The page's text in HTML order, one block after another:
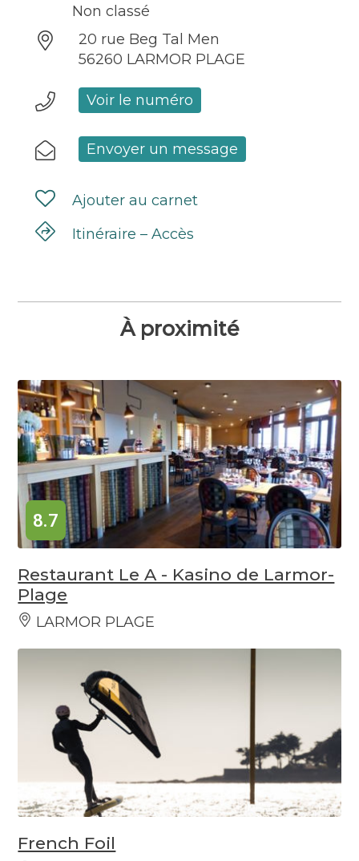
Non classé
20 rue Beg Tal Men
56260 LARMOR PLAGE
Voir le numéro
Envoyer un message
Ajouter au carnet
Itinéraire – Accès
À proximité
8.7
Restaurant Le A - Kasino de Larmor-
Plage
LARMOR PLAGE
French Foil